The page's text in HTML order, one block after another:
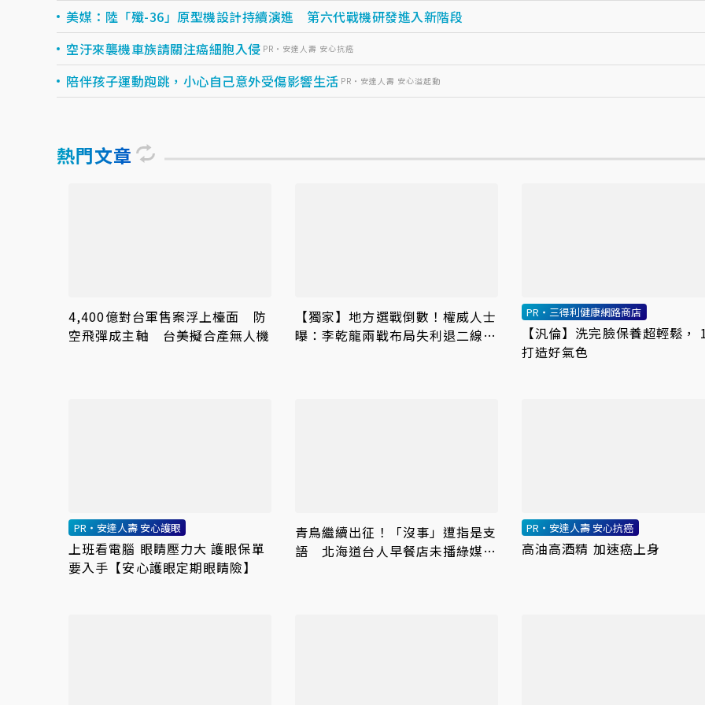
美媒：陸「殲-36」原型機設計持續演進 第六代戰機研發進入新階段
空汙來襲機車族請關注癌細胞入侵 PR・安達人壽 安心抗癌
陪伴孩子運動跑跳，小心自己意外受傷影響生活 PR・安達人壽 安心溢起動
熱門文章
4,400億對台軍售案浮上檯面 防
空飛彈成主軸 台美擬合產無人機
【獨家】地方選戰倒數！權威人士
曝：李乾龍兩戰布局失利退二線
PR・三得利健康網路商店
【汎倫】洗完臉保養超輕鬆，
打造好氣色
PR・安達人壽 安心護眼
上班看電腦 眼睛壓力大 護眼保單
要入手【安心護眼定期眼睛險】
青鳥繼續出征！「沒事」遭指是支
語 北海道台人早餐店未播綠媒被
PR・安達人壽 安心抗癌
高油高酒精 加速癌上身